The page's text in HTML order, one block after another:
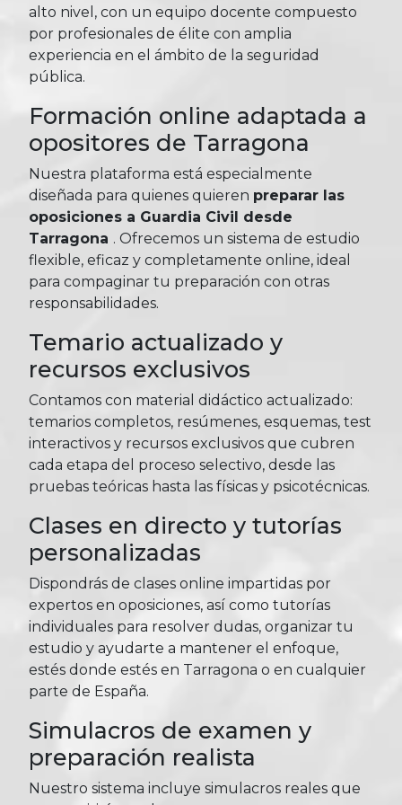
alto nivel, con un equipo docente compuesto
por profesionales de élite con amplia
experiencia en el ámbito de la seguridad
pública.
Formación online adaptada a
opositores de Tarragona
Nuestra plataforma está especialmente
diseñada para quienes quieren preparar las
oposiciones a Guardia Civil desde
Tarragona . Ofrecemos un sistema de estudio
flexible, eficaz y completamente online, ideal
para compaginar tu preparación con otras
responsabilidades.
Temario actualizado y
recursos exclusivos
Contamos con material didáctico actualizado:
temarios completos, resúmenes, esquemas, test
interactivos y recursos exclusivos que cubren
cada etapa del proceso selectivo, desde las
pruebas teóricas hasta las físicas y psicotécnicas.
Clases en directo y tutorías
personalizadas
Dispondrás de clases online impartidas por
expertos en oposiciones, así como tutorías
individuales para resolver dudas, organizar tu
estudio y ayudarte a mantener el enfoque,
estés donde estés en Tarragona o en cualquier
parte de España.
Simulacros de examen y
preparación realista
Nuestro sistema incluye simulacros reales que